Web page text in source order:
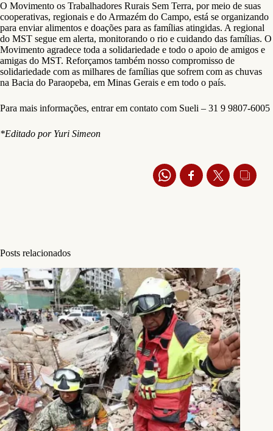
O Movimento os Trabalhadores Rurais Sem Terra, por meio de suas
cooperativas, regionais e do Armazém do Campo, está se organizando
para enviar alimentos e doações para as famílias atingidas. A regional
do MST segue em alerta, monitorando o rio e cuidando das famílias. O
Movimento agradece toda a solidariedade e todo o apoio de amigos e
amigas do MST. Reforçamos também nosso compromisso de
solidariedade com as milhares de famílias que sofrem com as chuvas
na Bacia do Paraopeba, em Minas Gerais e em todo o país.
Para mais informações, entrar em contato com Sueli – 31 9 9807-6005
*Editado por Yuri Simeon
Posts relacionados